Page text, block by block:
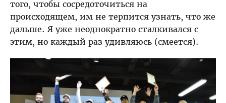
того, чтобы сосредоточиться на
происходящем, им не терпится узнать, что же
дальше. Я уже неоднократно сталкивался с
этим, но каждый раз удивляюсь (смеется).